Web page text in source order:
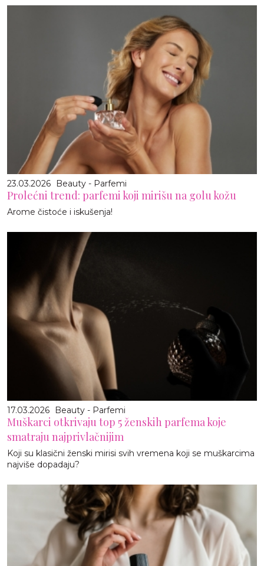
23.03.2026 Beauty - Parfemi
Prolećni trend: parfemi koji mirišu na golu kožu
Arome čistoće i iskušenja!
17.03.2026 Beauty - Parfemi
Muškarci otkrivaju top 5 ženskih parfema koje
smatraju najprivlačnijim
Koji su klasični ženski mirisi svih vremena koji se muškarcima
najviše dopadaju?